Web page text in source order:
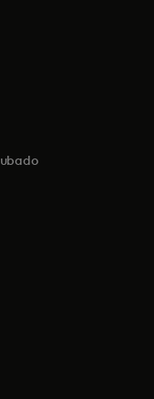
nova guia